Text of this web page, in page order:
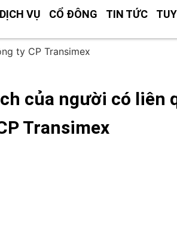
DỊCH VỤ CỔ ĐÔNG TIN TỨC
ty CP Transimex
của người có liên
Transimex